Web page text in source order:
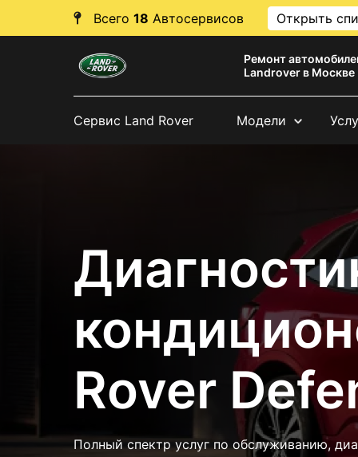
Всего 18 Автосервисов Открыть
Ремонт
Landrover в Москве
Сервис Land Rover Модели
Rover
Полный спектр услуг по обслуживанию,